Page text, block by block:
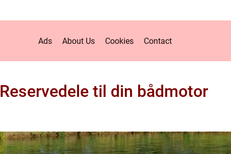
Ads About Us Cookies Contact
Reservedele til din bådmotor